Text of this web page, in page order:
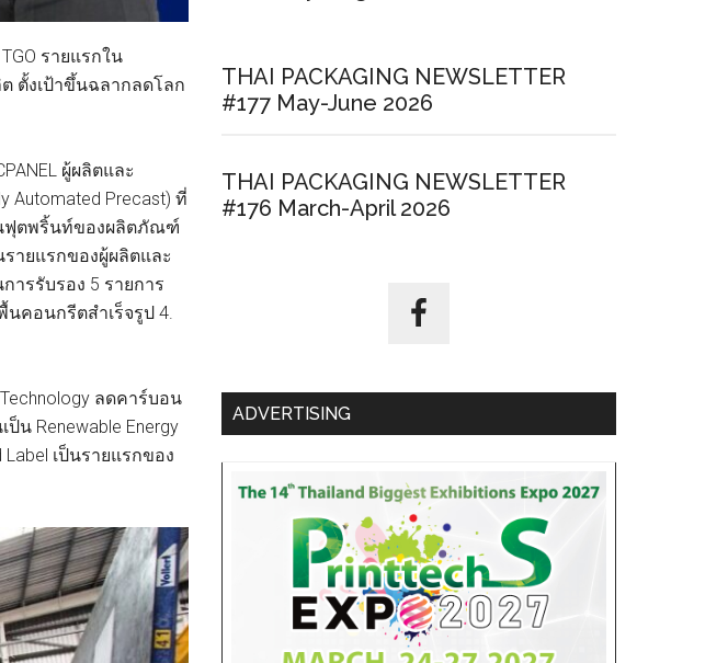
รายแรกใน
ตั้งเป้าขึ้นฉลากลดโลก
ผู้ผลิตและ
Automated Precast) ที่
นฟุตพริ้นท์ของผลิตภัณฑ์
ายแรกของผู้ผลิตและ
ารรับรอง 5 รายการ
คอนกรีตสำเร็จรูป 4.
ลดคาร์บอน
น Renewable Energy
เป็นรายแรกของ
THAI PACKAGING NEWSLETTER
#177 May-June 2026
THAI PACKAGING NEWSLETTER
#176 March-April 2026
ADVERTISING